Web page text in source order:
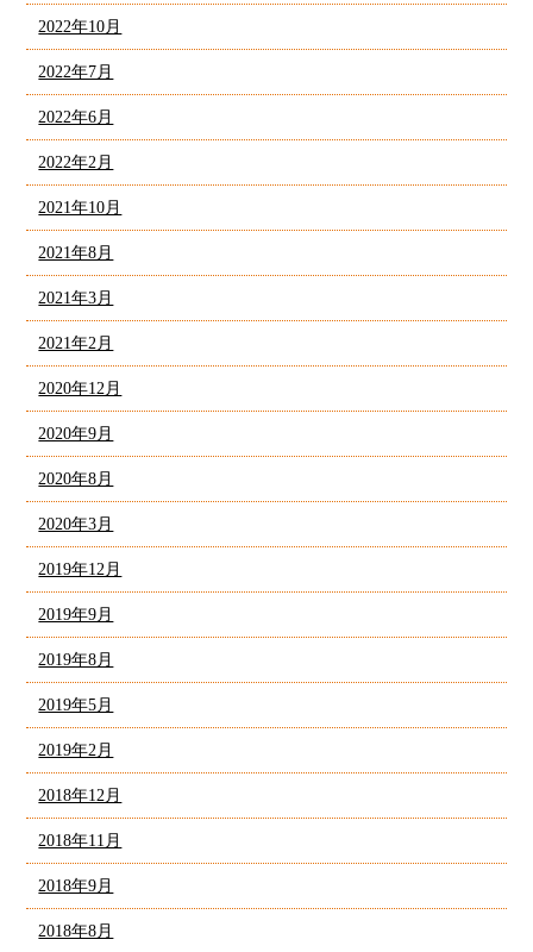
2022年10月
2022年7月
2022年6月
2022年2月
2021年10月
2021年8月
2021年3月
2021年2月
2020年12月
2020年9月
2020年8月
2020年3月
2019年12月
2019年9月
2019年8月
2019年5月
2019年2月
2018年12月
2018年11月
2018年9月
2018年8月